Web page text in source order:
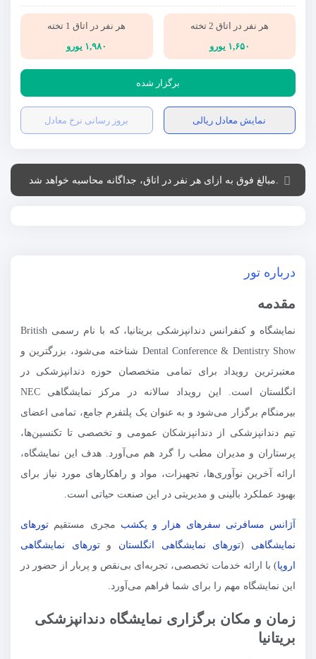
هر نفر در اتاق 2 تخته
۱,۶۵۰ یورو
هر نفر در اتاق 1 تخته
۱,۹۸۰ یورو
برگزار شده
نمایش معادل ریالی بروز رسانی نرخ معادل
.مبالغ فوق به ازای هر نفر در اتاق، جداگانه محاسبه خواهد شد
درباره تور
مقدمه
نمایشگاه و کنفرانس دندانپزشکی بریتانیا، که با نام رسمی British
Dental Conference & Dentistry Show شناخته می‌شود، بزرگترین و
معتبرترین رویداد برای تمامی متخصصان حوزه دندانپزشکی در
انگلستان است. این رویداد سالانه در مرکز نمایشگاهی NEC
بیرمنگام برگزار می‌شود و به عنوان یک پلتفرم جامع، تمامی اعضای
تیم دندانپزشکی از دندانپزشکان عمومی و تخصصی تا تکنسین‌ها،
پرستاران و مدیران مطب را گرد هم می‌آورد. هدف این نمایشگاه،
ارائه آخرین نوآوری‌ها، تجهیزات، مواد و راهکارهای مورد نیاز برای
بهبود عملکرد بالینی و مدیریتی در این صنعت حیاتی است.
آژانس مسافرتی سفرهای هزار و یکشب مجری مستقیم تورهای
نمایشگاهی (تورهای نمایشگاهی انگلستان وتورهای نمایشگاهی
اروپا) با ارائه خدمات تخصصی، تجربه‌ای بی‌نقص و پربار از حضور در
این نمایشگاه مهم را برای شما فراهم می‌آورد.
زمان و مکان برگزاری نمایشگاه دندانپزشکی
بریتانیا